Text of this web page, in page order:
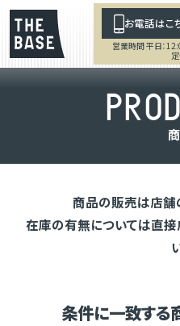
お電話はこ
営業時間 平日：
PROD
商
商品の販売は店舗
在庫の有無については直
条件に一致する